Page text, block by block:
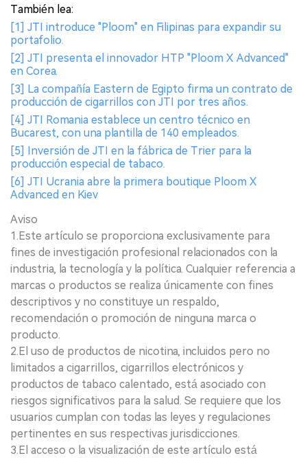
También lea:
[1] JTI introduce "Ploom" en Filipinas para expandir su
portafolio.
[2] JTI presenta el innovador HTP "Ploom X Advanced"
en Corea.
[3] La compañía Eastern de Egipto firma un contrato de
producción de cigarrillos con JTI por tres años.
[4] JTI Romania establece un centro técnico en
Bucarest, con una plantilla de 140 empleados.
[5] Inversión de JTI en la fábrica de Trier para la
producción especial de tabaco.
[6] JTI Ucrania abre la primera boutique Ploom X
Advanced en Kiev
Aviso
1.Este artículo se proporciona exclusivamente para
fines de investigación profesional relacionados con la
industria, la tecnología y la política. Cualquier referencia a
marcas o productos se realiza únicamente con fines
descriptivos y no constituye un respaldo,
recomendación o promoción de ninguna marca o
producto.
2.El uso de productos de nicotina, incluidos pero no
limitados a cigarrillos, cigarrillos electrónicos y
productos de tabaco calentado, está asociado con
riesgos significativos para la salud. Se requiere que los
usuarios cumplan con todas las leyes y regulaciones
pertinentes en sus respectivas jurisdicciones.
3.El acceso o la visualización de este artículo está